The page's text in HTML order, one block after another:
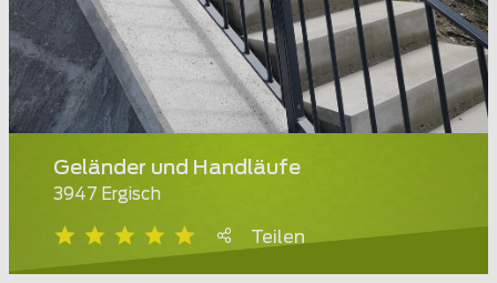
Geländer und Handläufe
3947 Ergisch
Teilen